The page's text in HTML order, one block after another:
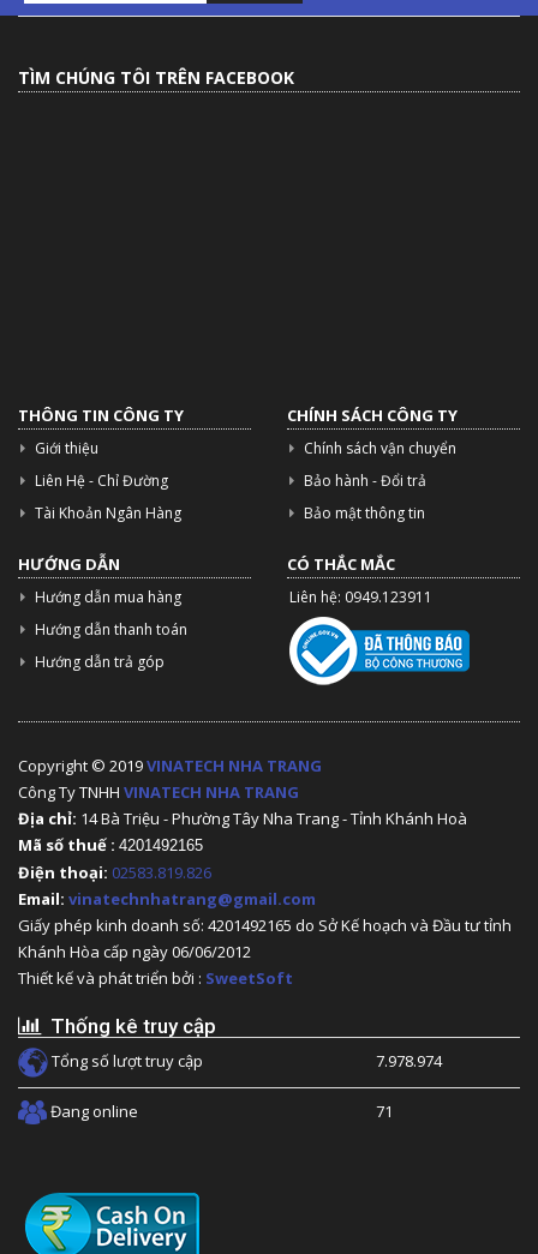
TÌM CHÚNG TÔI TRÊN FACEBOOK
THÔNG TIN CÔNG TY
Giới thiệu
Liên Hệ - Chỉ Đường
Tài Khoản Ngân Hàng
CHÍNH SÁCH CÔNG TY
Chính sách vận chuyển
Bảo hành - Đổi trả
Bảo mật thông tin
HƯỚNG DẪN
Hướng dẫn mua hàng
Hướng dẫn thanh toán
Hướng dẫn trả góp
CÓ THẮC MẮC
Liên hệ: 0949.123911
Copyright © 2019VINATECH NHA TRANG
Công Ty TNHH VINATECH NHA TRANG
Địa chỉ: 14 Bà Triệu - Phường Tây Nha Trang - Tỉnh Khánh Hoà
Mã số thuế : 4201492165
Điện thoại: 02583.819.826
Email: vinatechnhatrang@gmail.com
Giấy phép kinh doanh số: 4201492165 do Sở Kế hoạch và Đầu tư tỉnh
Khánh Hòa cấp ngày 06/06/2012
Thiết kế và phát triển bởi : SweetSoft
Thống kê truy cập
Tổng số lượt truy cập 7.978.974
Đang online 71